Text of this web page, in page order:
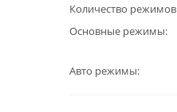
Количество режимов
Основные режимы
Авто режимы